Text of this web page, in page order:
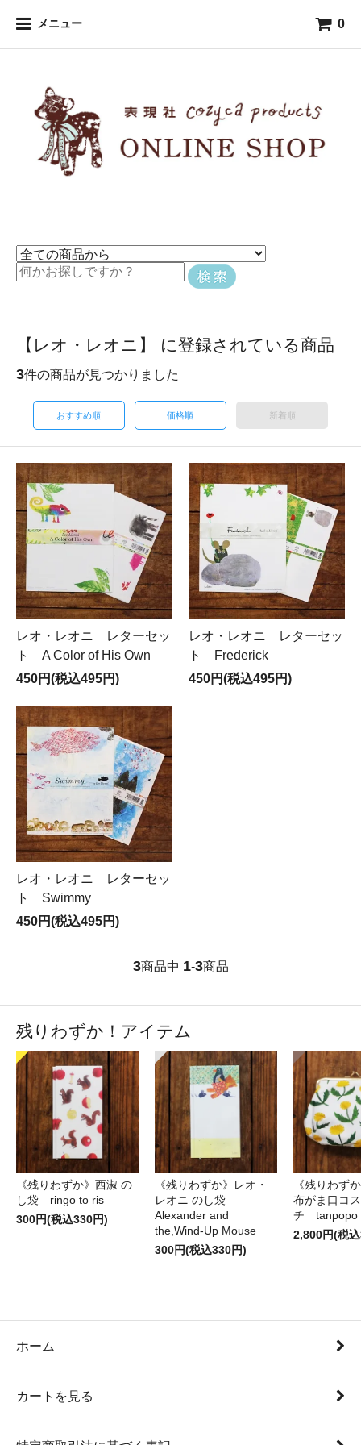
メニュー 0
【レオ・レオニ】 に登録されている商品
3件の商品が見つかりました
おすすめ順 価格順 新着順
レオ・レオニ レターセッ
ト A Color of His Own
450円(税込495円)
レオ・レオニ レターセッ
ト Frederick
450円(税込495円)
レオ・レオニ レターセッ
ト Swimmy
450円(税込495円)
3商品中 1-3商品
残りわずか！アイテム
《残りわずか》西淑 の
し袋 ringo to ris
300円(税込330円)
《残りわずか》レオ・
レオニ のし袋
Alexander and
the,Wind-Up Mouse
300円(税込330円)
《残りわず
布がま口コ
チ tanpopo
2,800円(税
ホーム
カートを見る